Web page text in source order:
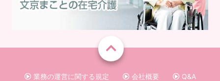
業務の運営に関する規定 会社概要
Q&A